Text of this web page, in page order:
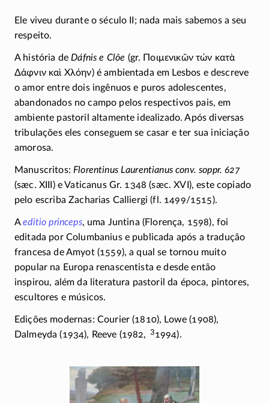
Ele viveu durante o século II; nada mais sabemos a seu
respeito.
A história de Dáfnis e Clôe (gr. Ποιμενικῶν τών κατὰ
Δάφνιν καὶ Χλόην) é ambientada em Lesbos e descreve
o amor entre dois ingênuos e puros adolescentes,
abandonados no campo pelos respectivos pais, em
ambiente pastoril altamente idealizado. Após diversas
tribulações eles conseguem se casar e ter sua iniciação
amorosa.
Manuscritos: Florentinus Laurentianus conv. soppr. 627
(sæc. XIII) e Vaticanus Gr. 1348 (sæc. XVI), este copiado
pelo escriba Zacharias Calliergi (fl. 1499/1515).
Aeditio princeps, uma Juntina (Florença, 1598), foi
editada por Columbanius e publicada após a tradução
francesa de Amyot (1559), a qual se tornou muito
popular na Europa renascentista e desde então
inspirou, além da literatura pastoril da época, pintores,
escultores e músicos.
Edições modernas: Courier (1810), Lowe (1908),
Dalmeyda (1934), Reeve (1982,
31994).